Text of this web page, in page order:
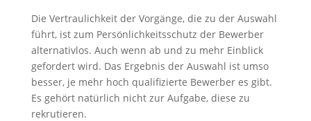
Die Vertraulichkeit der Vorgänge, die zu der Auswahl
führt, ist zum Persönlichkeitsschutz der Bewerber
alternativlos. Auch wenn ab und zu mehr Einblick
gefordert wird. Das Ergebnis der Auswahl ist umso
besser, je mehr hoch qualifizierte Bewerber es gibt.
Es gehört natürlich nicht zur Aufgabe, diese zu
rekrutieren.